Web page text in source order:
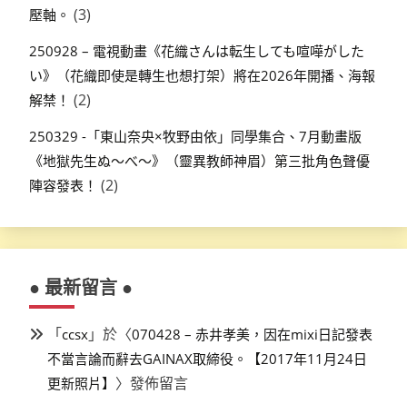
壓軸。 (3)
250928 – 電視動畫《花織さんは転生しても喧嘩がした
い》（花織即使是轉生也想打架）將在2026年開播、海報
解禁！ (2)
250329 -「東山奈央×牧野由依」同學集合、7月動畫版
《地獄先生ぬ～べ～》（靈異教師神眉）第三批角色聲優
陣容發表！ (2)
● 最新留言 ●
「ccsx 」於〈070428 – 赤井孝美，因在mixi日記發表
不當言論而辭去GAINAX取締役。【2017年11月24日
更新照片】 〉發佈留言